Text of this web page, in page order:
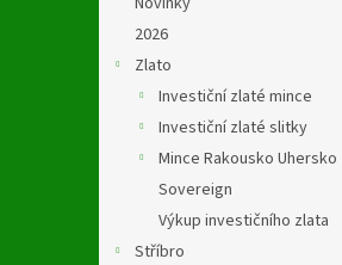
2026
Zlato
Investiční zlaté mince
Investiční zlaté slitky
Mince Rakousko Uhersko
Sovereign
Výkup investičního zlata
Stříbro